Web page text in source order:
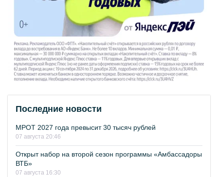
Последние новости
МРОТ 2027 года превысит 30 тысяч рублей
07 августа 20:46
Открыт набор на второй сезон программы «Амбассадоры
ВТБ»
07 августа 16:30